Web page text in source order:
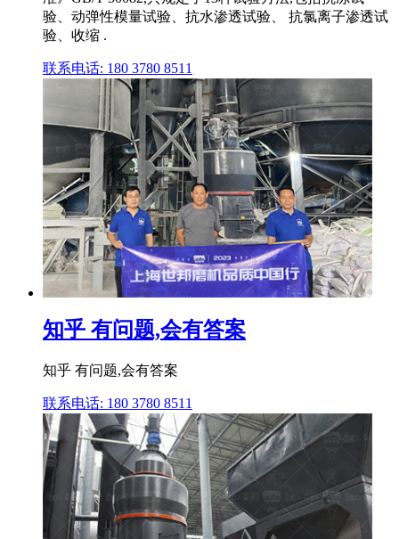
验、动弹性模量试验、抗水渗透试验、 抗氯离子渗透试
验、收缩 .
联系电话: 180 3780 8511
知乎 有问题,会有答案
知乎 有问题,会有答案
联系电话: 180 3780 8511